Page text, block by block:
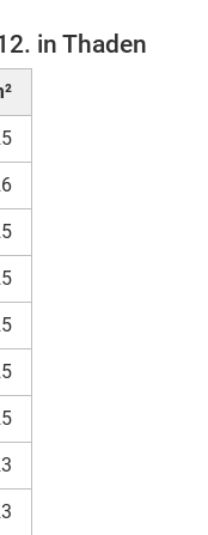
in Thaden